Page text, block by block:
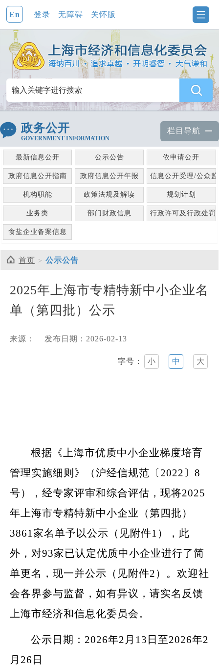
En 登录 无障碍 关怀版
政务公开
GOVERNMENT INFORMATION
栏目导航
最新信息公开 公示公告 依申请公开
政府信息公开指南 政府信息公开年报 信息公开受理/公众
机构职能 政策法规及解读 规划计划
业务类 部门财政信息 行政许可及行政处罚
食盐企业备案信息
首页 公示公告
2025年上海市专精特新中小企业名
单（第四批）公示
来源： 发布日期：2026-02-13
字号：小 中 大
根据《上海市优质中小企业梯度培育
管理实施细则》（沪经信规范〔 2022 〕 8
号），经专家评审和综合评估，现将2025
年上海市专精特新中小企业（第四批）
3861家名单予以公示 （见附件1 ）
，此
外，对93家已认定优质中小企业进行了简
单更名，现一并公示 （见附件2 ） 。 欢迎社
会各界参与监督，如有异议，请实名反馈
上海市经济和信息化委员会。
公示日期： 2026年2 月 13 日至2026年2
月 26 日